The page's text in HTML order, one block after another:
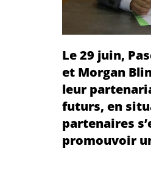
Le 29 juin,
et Morgan
leur
futurs, en
partenaires
promouvoir